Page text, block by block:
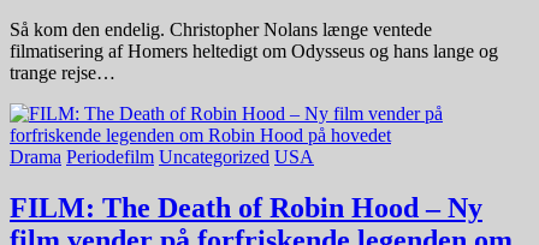
Så kom den endelig. Christopher Nolans længe ventede
filmatisering af Homers heltedigt om Odysseus og hans lange og
trange rejse…
Drama Periodefilm Uncategorized USA
FILM: The Death of Robin Hood – Ny